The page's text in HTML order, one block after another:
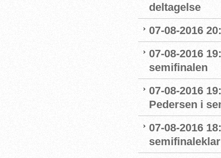
deltagelse
07-08-2016
07-08-2016
semifinalen
07-08-2016
Pedersen i
07-08-2016